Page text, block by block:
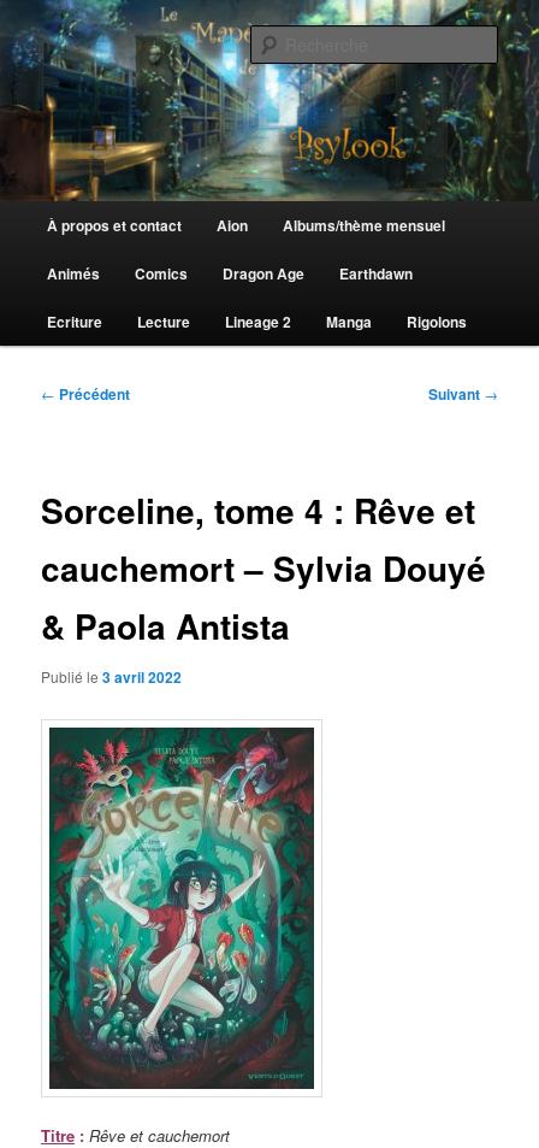
au
contenu
principalLe Manège de Psylook
principal
À propos et contact Aion Albums/thème mensuel
Animés Comics Dragon Age Earthdawn
Ecriture Lecture Lineage 2 Manga Rigolons
Navigation
← Précédent Suivant →
Sorceline, tome 4 : Rêve et
cauchemort – Sylvia Douyé
& Paola Antista
Publié le3 avril 2022
Titre : Rêve et cauchemort